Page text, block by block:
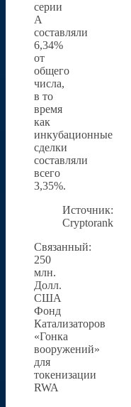
серии
A
составляли
6,34%
от
общего
числа,
в то
время
как
инкубационные
сделки
составляли
всего
3,35%.
Источник:
Cryptorank
Связанный:
250
млн.
Долл.
США
Фонд
Катализаторов
«Гонка
вооружений»
для
токенизации
RWA